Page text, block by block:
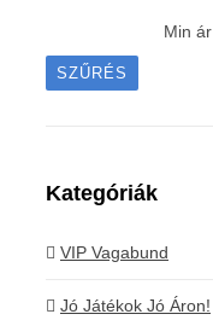
Min ár
SZŰRÉS
Kategóriák
VIP Vagabund
Jó Játékok Jó Áron!